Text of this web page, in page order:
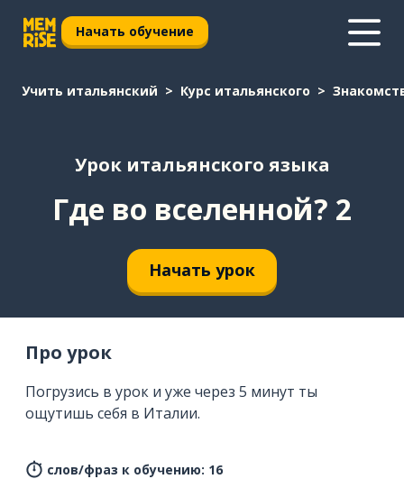
Начать обучение
Учить итальянский Курс итальянского
Урок итальянского языка
Где во вселенной? 2
Начать урок
Про урок
Погрузись в урок и уже через 5 минут ты
ощутишь себя в Италии.
слов/фраз к обучению: 16